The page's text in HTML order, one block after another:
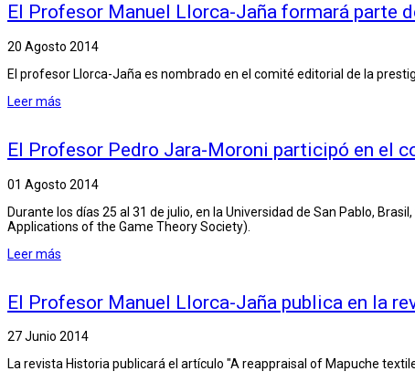
El Profesor Manuel Llorca-Jaña formará parte
20 Agosto 2014
El profesor Llorca-Jaña es nombrado en el comité editorial de la
Leer más
El Profesor Pedro Jara-Moroni participó en el
01 Agosto 2014
Durante los días 25 al 31 de julio, en la Universidad de San Pablo,
Applications of the Game Theory Society).
Leer más
El Profesor Manuel Llorca-Jaña publica en la
27 Junio 2014
La revista Historia publicará el artículo "A reappraisal of Mapuche